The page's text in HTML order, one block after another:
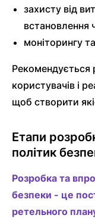
захисту від
встановлення
моніторингу
Рекомендується
користувачів і
щоб створити
Етапи
політик
Розробка та
безпеки - це
ретельного